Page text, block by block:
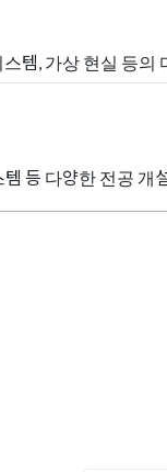
템, 가상 현실 등의
등 다양한 전공 개